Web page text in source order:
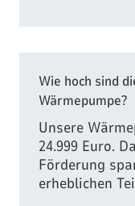
Wie hoch sind
Wärmepumpe?
Unsere
24.999 Euro.
Förderung
erheblichen